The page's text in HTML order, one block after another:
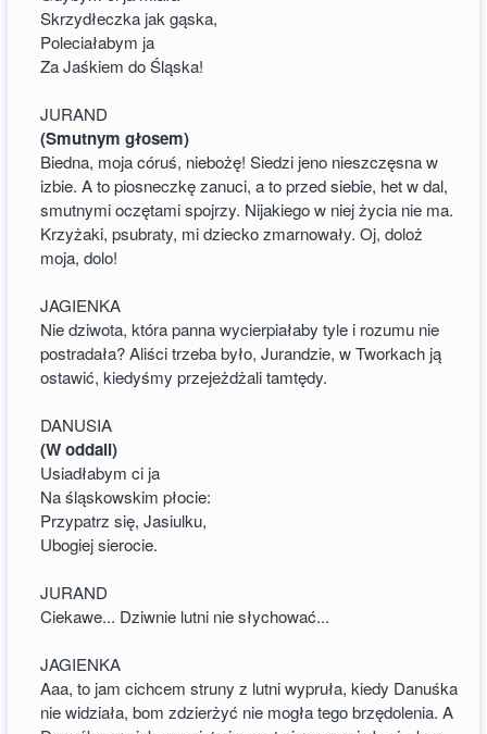
Skrzydłeczka jak gąska,
Poleciałabym ja
Za Jaśkiem do Śląska!
JURAND
(Smutnym głosem)
Biedna, moja córuś, niebożę! Siedzi jeno nieszczęsna w
izbie. A to piosneczkę zanuci, a to przed siebie, het w dal,
smutnymi oczętami spojrzy. Nijakiego w niej życia nie ma.
Krzyżaki, psubraty, mi dziecko zmarnowały. Oj, doloż
moja, dolo!
JAGIENKA
Nie dziwota, która panna wycierpiałaby tyle i rozumu nie
postradała? Aliści trzeba było, Jurandzie, w Tworkach ją
ostawić, kiedyśmy przejeżdżali tamtędy.
DANUSIA
(W oddali)
Usiadłabym ci ja
Na śląskowskim płocie:
Przypatrz się, Jasiulku,
Ubogiej sierocie.
JURAND
Ciekawe... Dziwnie lutni nie słychować...
JAGIENKA
Aaa, to jam cichcem struny z lutni wypruła, kiedy Danuśka
nie widziała, bom zdzierżyć nie mogła tego brzędolenia. A